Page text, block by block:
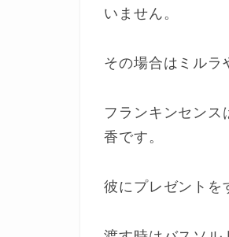
いません。
その場合はミルラ
フランキンセン
香です。
彼にプレゼントを